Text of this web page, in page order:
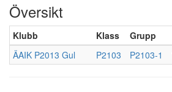
Översikt
Klubb Klass Grupp
ÄAIK P2013 Gul
P2103 P2103-1